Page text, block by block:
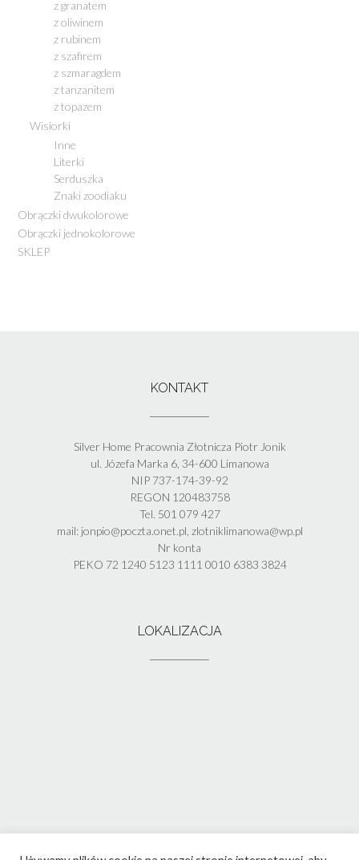
z granatem
z oliwinem
z rubinem
z szafirem
z szmaragdem
z tanzanitem
z topazem
Wisiorki
Inne
Literki
Serduszka
Znaki zoodiaku
Obrączki dwukolorowe
Obrączki jednokolorowe
SKLEP
KONTAKT
Silver Home Pracownia Złotnicza Piotr Jonik
ul. Józefa Marka 6, 34-600 Limanowa
NIP 737-174-39-92
REGON 120483758
Tel. 501 079 427
mail: jonpio@poczta.onet.pl, zlotniklimanowa@wp.pl
Nr konta
PEKO 72 1240 5123 1111 0010 6383 3824
LOKALIZACJA